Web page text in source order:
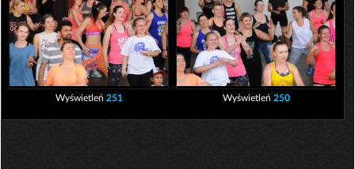
Wyświetleń 251 Wyświetleń 250